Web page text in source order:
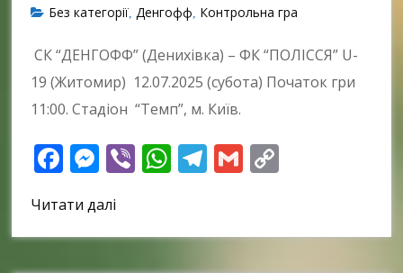
Без категорії Денгофф Контрольна гра
СК “ДЕНГОФФ” (Денихівка) – ФК “ПОЛІССЯ” U-
19 (Житомир) 12.07.2025 (субота) Початок гри
11:00. Стадіон “Темп”, м. Київ.
Facebook
Messenger
ViberWhatsApp
Telegram
Gmail
Читати далі